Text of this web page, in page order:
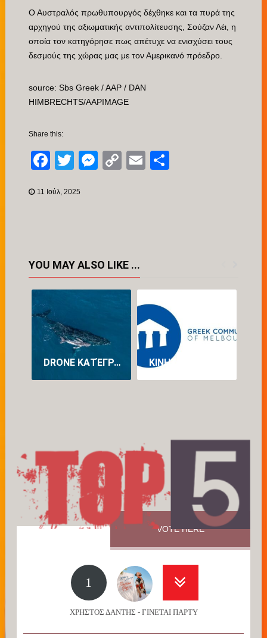
Ο Αυστραλός πρωθυπουργός δέχθηκε και τα πυρά της
αρχηγού της αξιωματικής αντιπολίτευσης, Σούζαν Λέι, η
οποία τον κατηγόρησε πως απέτυχε να ενισχύσει τους
δεσμούς της χώρας μας με τον Αμερικανό πρόεδρο.
source: Sbs Greek / AAP / DAN
HIMBRECHTS/AAPIMAGE
Share this:
Facebook
TwitterMessenger
CopyEmail
11 Ιούλ, 2025
YOU MAY ALSO LIKE ...
DRONE ΚΑΤΈΓΡΑΨΕ ΓΙΑ ΠΡΏΤΗ ΦΟΡΆ ΤΗ ΓΈΝΝΑ ΦΆΛΑΙΝΑΣ ΣΤΗΝ ΑΥΣΤΡΑΛΊΑ (VID)
VOTE HERE
1
ΧΡΗΣΤΟΣ ΔΑΝΤΗΣ - ΓΙΝΕΤΑΙ ΠΑΡΤΥ